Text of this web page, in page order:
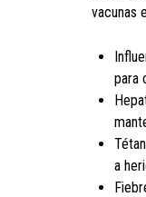
vacunas
para
a